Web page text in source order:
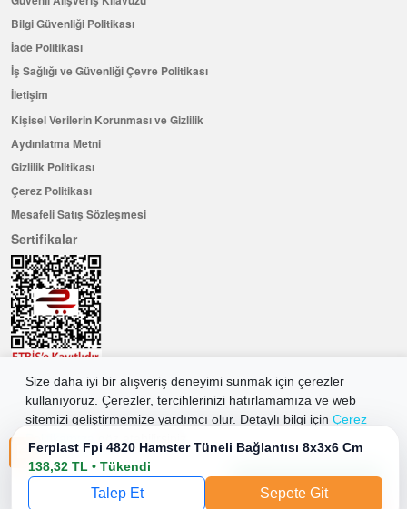
Ferplast Fpi 4820 Hamster Tüneli Bağlantısı 8x3x6 Cm
138,32 TL • Tükendi
Talep Et Sepete Git
Size daha iyi bir alışveriş deneyimi sunmak için çerezler
kullanıyoruz. Çerezler, tercihlerinizi hatırlamamıza ve web
sitemizi geliştirmemize yardımcı olur. Detaylı bilgi için Çerez
Tüm Çerezleri Kabul Et
Bilgi Güvenliği Politikası
İade Politikası
İş Sağlığı ve Güvenliği Çevre Politikası
İletişim
Kişisel Verilerin Korunması ve Gizlilik
Aydınlatma Metni
Gizlilik Politikası
Çerez Politikası
Mesafeli Satış Sözleşmesi
Sertifikalar
Hemen Üye Olun ...ve 100 ₺ değerinde indirim kuponu kazanın
Üye Ol
2026 Allkaria Elektronik Tic. A.Ş. Her Hakkı Saklıdır.